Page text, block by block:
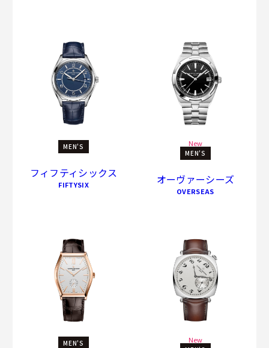
MEN'S
フィフティシックス
FIFTYSIX
New
MEN'S
オーヴァーシーズ
OVERSEAS
MEN'S New